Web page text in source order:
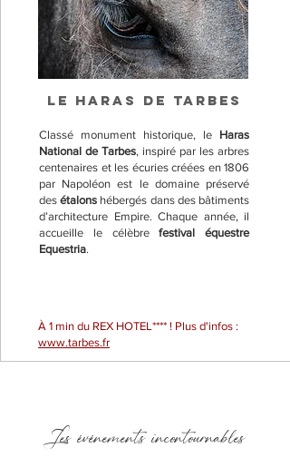
LE HARAS DE TARBES
Classé monument historique, le Haras
National de Tarbes, inspiré par les arbres
centenaires et les écuries créées en 1806
par Napoléon est le domaine préservé
desétalons hébergés dans des bâtiments
d’architecture Empire. Chaque année, il
accueille le célèbrefestival équestre
Equestria.
À 1 min du REX HOTEL**** ! Plus d'infos :
www.tarbes.fr
Les événements incontournables